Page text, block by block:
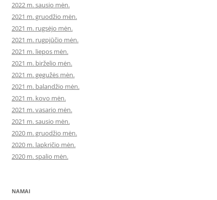
2022 m. sausio mėn.
2021 m. gruodžio mėn.
2021 m. rugsėjo mėn.
2021 m. rugpjūčio mėn.
2021 m. liepos mėn.
2021 m. birželio mėn.
2021 m. gegužės mėn.
2021 m. balandžio mėn.
2021 m. kovo mėn.
2021 m. vasario mėn.
2021 m. sausio mėn.
2020 m. gruodžio mėn.
2020 m. lapkričio mėn.
2020 m. spalio mėn.
NAMAI